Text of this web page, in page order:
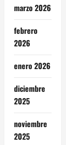
marzo 2026
febrero
2026
enero 2026
diciembre
2025
noviembre
2025